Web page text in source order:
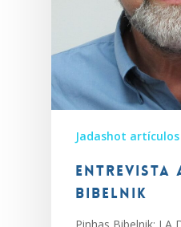
Jadashot artículos
Entrevista
Bibelnik